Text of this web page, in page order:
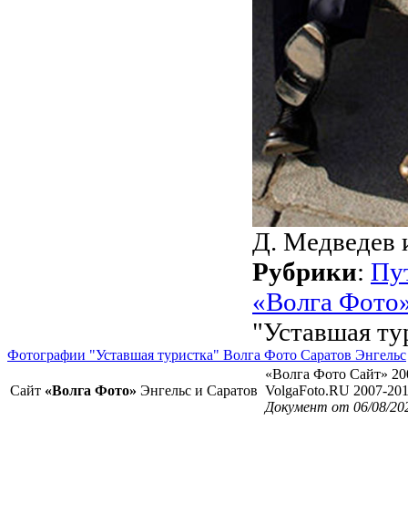
Д. Медведев
Рубрики:
«Волга
"Уставшая
Фотографии "Уставшая туристка" Волга Фото Саратов Энгельс
Сайт «Волга Фото» Энгельс и Саратов
«Волга Фото Сайт»
VolgaFoto.RU 2007-
Документ от 06/08/